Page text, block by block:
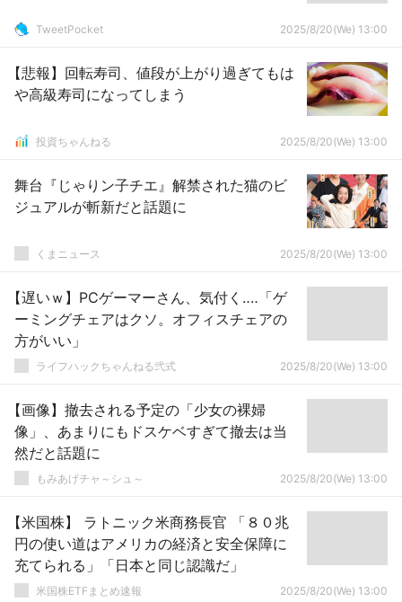
TweetPocket 2025/8/20(We) 13:00
【悲報】回転寿司、値段が上がり過ぎてもは
や高級寿司になってしまう
投資ちゃんねる 2025/8/20(We) 13:00
舞台『じゃりン子チエ』解禁された猫のビ
ジュアルが斬新だと話題に
くまニュース 2025/8/20(We) 13:00
【遅いｗ】PCゲーマーさん、気付く‥‥「ゲ
ーミングチェアはクソ。オフィスチェアの
方がいい」
ライフハックちゃんねる弐式 2025/8/20(We) 13:00
【画像】撤去される予定の「少女の裸婦
像」、あまりにもドスケベすぎて撤去は当
然だと話題に
もみあげチャ～シュ～ 2025/8/20(We) 13:00
【米国株】 ラトニック米商務長官 「８０兆
円の使い道はアメリカの経済と安全保障に
充てられる」「日本と同じ認識だ」
米国株ETFまとめ速報 2025/8/20(We) 13:00